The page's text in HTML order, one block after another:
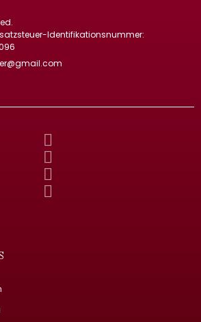
Identifikationsnummer: